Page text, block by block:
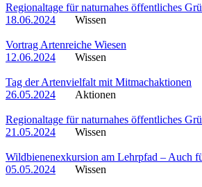
Regionaltage für naturnahes öffentliches
18.06.2024
Wissen
Vortrag Artenreiche Wiesen
12.06.2024
Wissen
Tag der Artenvielfalt mit Mitmachaktionen
26.05.2024
Aktionen
Regionaltage für naturnahes öffentliches
21.05.2024
Wissen
Wildbienenexkursion am Lehrpfad – Auch
05.05.2024
Wissen